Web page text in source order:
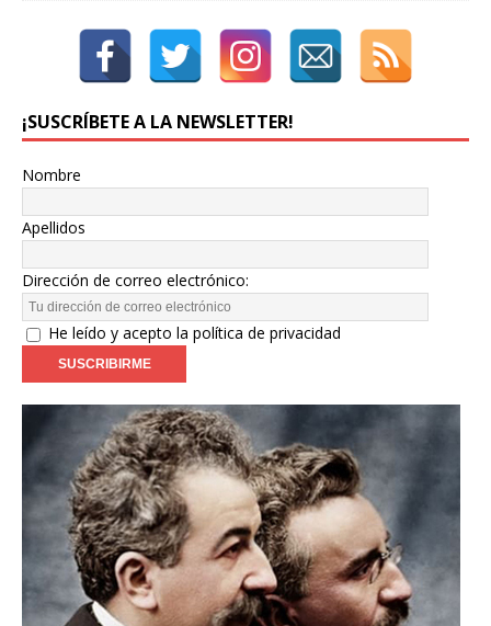
¡SUSCRÍBETE A LA NEWSLETTER!
Nombre
Apellidos
Dirección de correo electrónico:
He leído y acepto la política de privacidad